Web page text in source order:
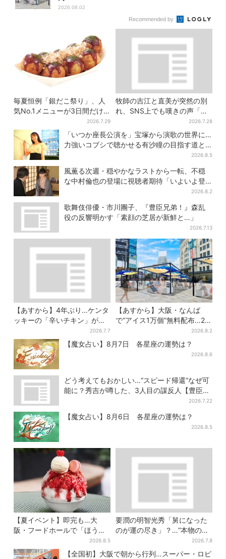
2026.08.02
Recommended by
毎夏恒例「銀だこ祭り」、人
気No.1メニューが3日間だけ
2026.7.29
牧師の吉江と直美が突然の別
れ、SNS上でも嘆きの声「癒
2026.7.28
「いつか座長公演を」宝塚から演歌の世界に…
力強いコブシで聴かせる有沙瞳の目指す道と
2026.8.5
風薫る次週・穏やかなラストから一転、不穏
な中村倫也の登場に視聴者期待「いよいよ登
2026.8.2
歌舞伎俳優・市川團子、『豊臣兄弟！』森乱
役の反響明かす「素顔の芝居が新鮮と…」
2026.7.13
【あすから】4年ぶり…ケンタ
ッキーの「辛いチキン」が復
活！2種が数量限定で、ポテチ
とのコラボも
2026.7.7
【あすから】大阪・なんば
で“アイス1万個”無料配布…2日
間限定で、ロッテの人気商品
もらえる
2026.8.2
【魔女占い】8月7日 各星座の運勢は？
2026.8.6
どう考えてもおかしい…“スピード帰還”なぜ可
能に？秀吉が噂した、3人目の謀反人【豊臣兄
2026.7.22
【魔女占い】8月6日 各星座の運勢は？
2026.8.5
【夏イベント】即完も…大
阪・フードホールで「ほうせ
き箱」の“限定かき氷”が復
活！一夜限りの盆踊りも
2026.8.5
要潤の明智光秀「舅になった
のが運の尽き」？…“本物の黒
幕”が最高火力の「本能寺」へ
【豊臣兄弟】
2026.7.8
【全国初】大阪で朝から行列…スーパー・ロピ